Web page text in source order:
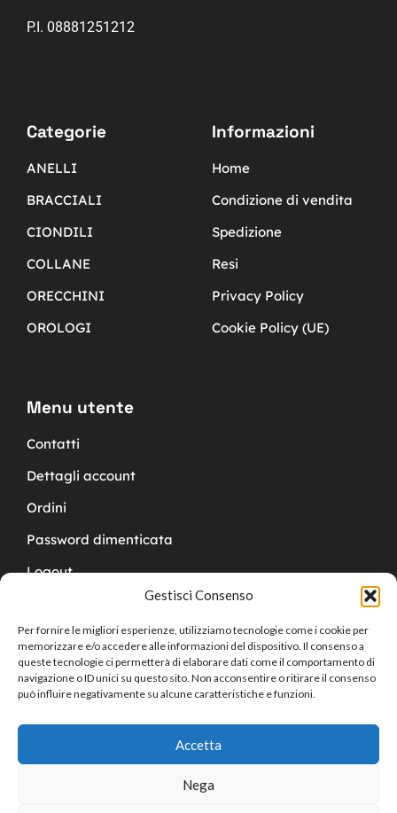
Gestisci Consenso
Per fornire le migliori esperienze, utilizziamo tecnologie come i cookie per
memorizzare e/o accedere alle informazioni del dispositivo. Il consenso a
queste tecnologie ci permetterà di elaborare dati come il comportamento di
navigazione o ID unici su questo sito. Non acconsentire o ritirare il consenso
può influire negativamente su alcune caratteristiche e funzioni.
Accetta
Nega
P.I. 08881251212
Categorie
ANELLI
BRACCIALI
CIONDILI
COLLANE
ORECCHINI
OROLOGI
Informazioni
Home
Condizione di vendita
Spedizione
Resi
Privacy Policy
Cookie Policy (UE)
Menu utente
Contatti
Dettagli account
Ordini
Password dimenticata
Logout
Copyright © 2024 Cucchy Gioielleria